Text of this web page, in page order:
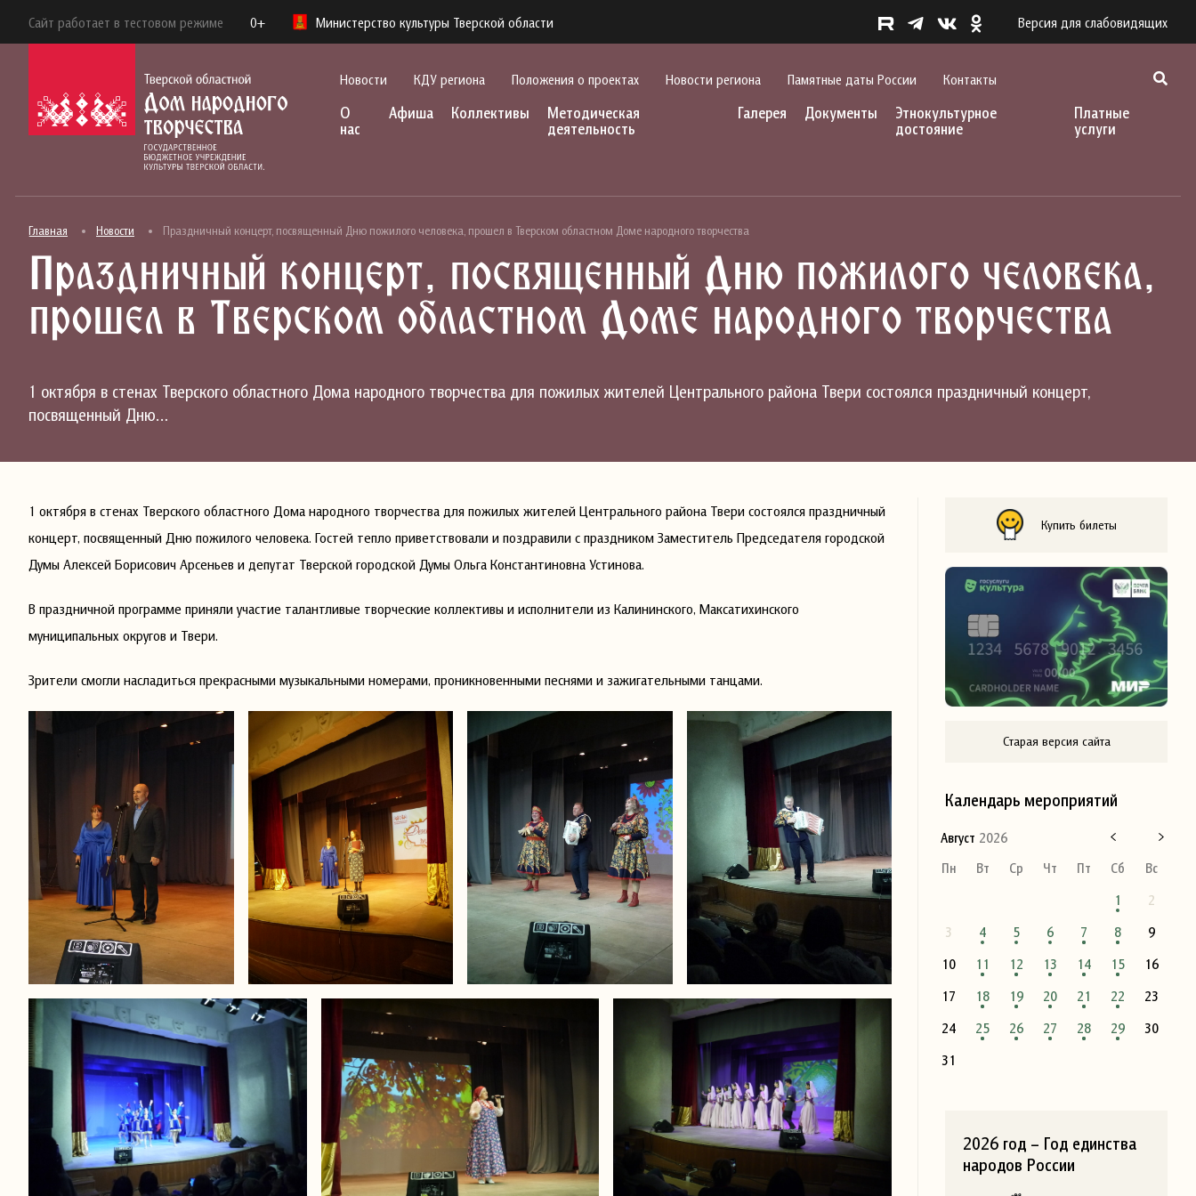
Сайт работает в тестовом режиме 0+ Министерство культуры Тверской области Версия для слабовидящих
Новости КДУ региона Положения о проектах Новости региона Памятные даты России Контакты
О
нас
Афиша Коллективы
Методическая
деятельность
Галерея Документы
Этнокультурное
достояние
Платные
услуги
Главная Новости Праздничный концерт, посвященный Дню пожилого человека, прошел в Тверском областном Доме народного творчества
Праздничный концерт, посвященный Дню пожилого человека,
прошел в Тверском областном Доме народного творчества
1 октября в стенах Тверского областного Дома народного творчества для пожилых жителей Центрального района Твери состоялся праздничный концерт,
посвященный Дню…
1 октября в стенах Тверского областного Дома народного творчества для пожилых жителей Центрального района Твери состоялся праздничный
концерт, посвященный Дню пожилого человека. Гостей тепло приветствовали и поздравили с праздником Заместитель Председателя городской
Думы Алексей Борисович Арсеньев и депутат Тверской городской Думы Ольга Константиновна Устинова.
В праздничной программе приняли участие талантливые творческие коллективы и исполнители из Калининского, Максатихинского
муниципальных округов и Твери.
Зрители смогли насладиться прекрасными музыкальными номерами, проникновенными песнями и зажигательными танцами.
Купить билеты
Старая версия сайта
Календарь мероприятий
Август 2026
Пн
Вт Ср Чт Пт Сб
Вс
1
2
3
4 5 6 7 8
9
10
11 12 13 14 15
16
17
18 19 20 21 22
23
24
25 26 27 28 29
30
31
2026 год – Год единства
народов России